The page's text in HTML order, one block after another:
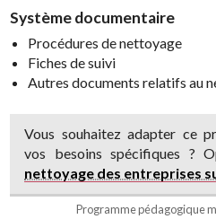
Système documentaire
Procédures de nettoyage
Fiches de suivi
Autres documents relatifs au
Vous souhaitez adapter ce
vos besoins spécifiques ?
nettoyage des entreprises
Programme pédagogique